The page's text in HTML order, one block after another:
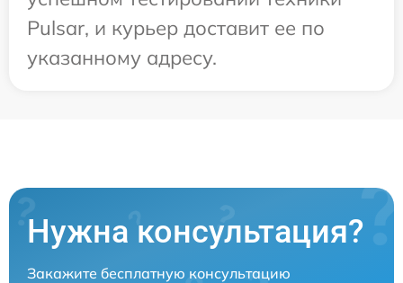
Pulsar, и курьер доставит ее по
указанному адресу.
Нужна консультация?
Закажите бесплатную консультацию